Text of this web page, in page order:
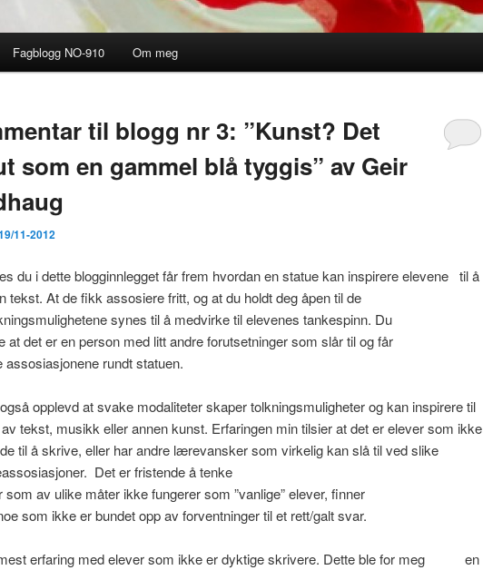
Fagblogg NO-910 Om meg
til blogg nr 3: ”Kunst? Det
som en gammel blå tyggis” av Geir
11-2012
du i dette blogginnlegget får frem hvordan en statue kan inspirere elevene til å
tekst. At de fikk assosiere fritt, og at du holdt deg åpen til de
synes til å medvirke til elevenes tankespinn. Du
at det er en person med litt andre forutsetninger som slår til og får
assosiasjonene rundt statuen.
opplevd at svake modaliteter skaper tolkningsmuligheter og kan inspirere til
tekst, musikk eller annen kunst. Erfaringen min tilsier at det er elever som ikke
til å skrive, eller har andre lærevansker som virkelig kan slå til ved slike
Det er fristende å tenke
som av ulike måter ikke fungerer som ”vanlige” elever, finner
som ikke er bundet opp av forventninger til et rett/galt svar.
erfaring med elever som ikke er dyktige skrivere. Dette ble for meg en